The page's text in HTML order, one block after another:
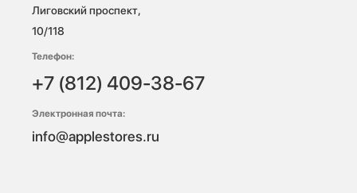
Лиговский проспект,
10/118
Телефон:
+7 (812) 409-38-67
Электронная почта:
info@applestores.ru